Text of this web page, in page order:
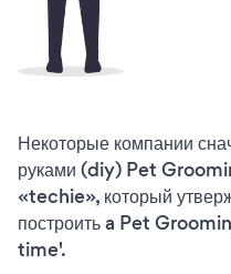
Некоторые компании
руками (diy) Pet
«techie», который
построить a Pet
time'.